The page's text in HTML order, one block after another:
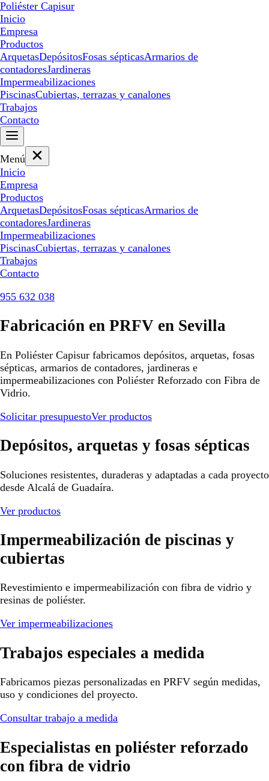
Poliéster Capisur
Inicio
Empresa
Productos
ArquetasDepósitosFosas sépticasArmarios de
contadoresJardineras
Impermeabilizaciones
PiscinasCubiertas, terrazas y canalones
Trabajos
Contacto
Menú
Inicio
Empresa
Productos
ArquetasDepósitosFosas sépticasArmarios de
contadoresJardineras
Impermeabilizaciones
PiscinasCubiertas, terrazas y canalones
Trabajos
Contacto
955 632 038
Fabricación en PRFV en Sevilla
En Poliéster Capisur fabricamos depósitos, arquetas, fosas
sépticas, armarios de contadores, jardineras e
impermeabilizaciones con Poliéster Reforzado con Fibra de
Vidrio.
Solicitar presupuestoVer productos
Depósitos, arquetas y fosas sépticas
Soluciones resistentes, duraderas y adaptadas a cada proyecto
desde Alcalá de Guadaíra.
Ver productos
Impermeabilización de piscinas y
cubiertas
Revestimiento e impermeabilización con fibra de vidrio y
resinas de poliéster.
Ver impermeabilizaciones
Trabajos especiales a medida
Fabricamos piezas personalizadas en PRFV según medidas,
uso y condiciones del proyecto.
Consultar trabajo a medida
Especialistas en poliéster reforzado
con fibra de vidrio